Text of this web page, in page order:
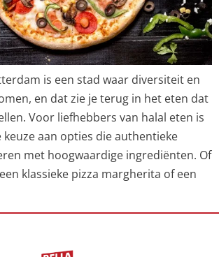
is een stad waar diversiteit en
en dat zie je terug in het eten dat
Voor liefhebbers van halal eten is
keuze aan opties die authentieke
met hoogwaardige ingrediënten. Of
klassieke pizza margherita of een